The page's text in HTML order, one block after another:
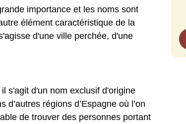
importance et les noms sont
élément caractéristique de la
d'une ville perchée, d'une
s'agit d'un nom exclusif d'origine
régions d’Espagne où l’on
de trouver des personnes portant